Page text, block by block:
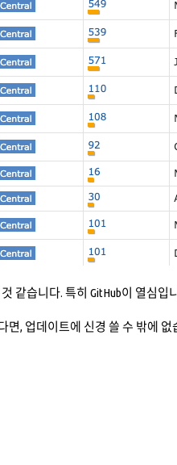
같습니다. 특히 GitHub이 열심입
, 업데이트에 신경 쓸 수 밖에 없